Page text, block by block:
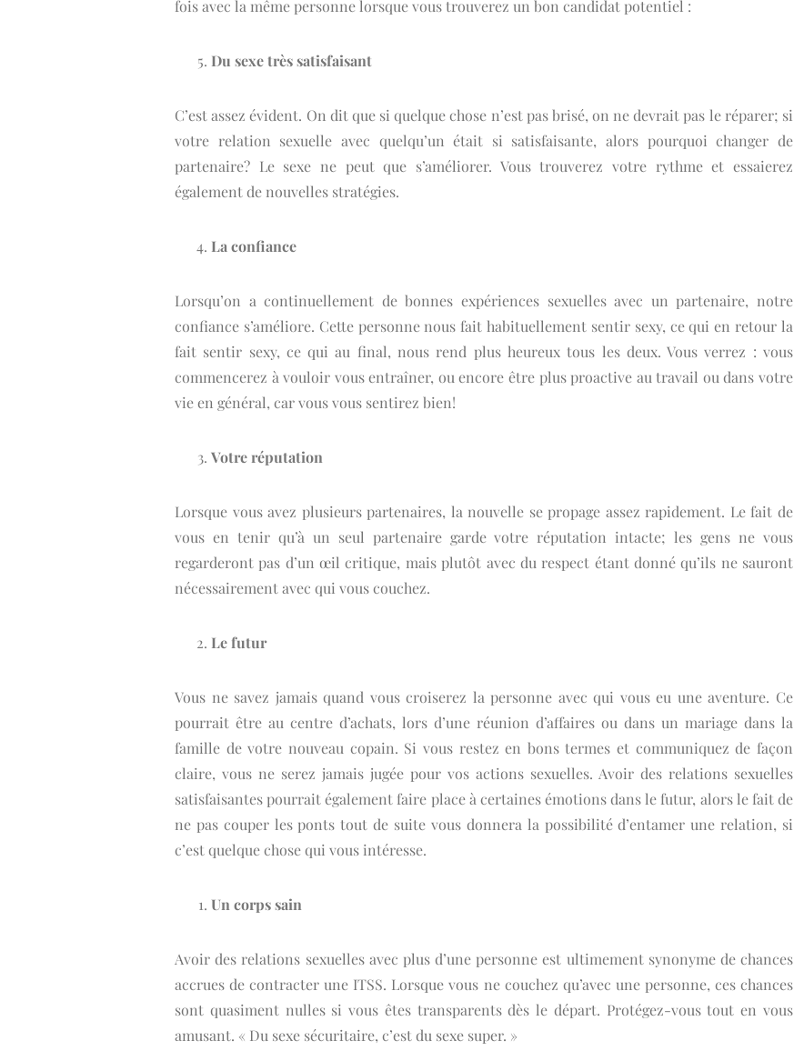
fois avec la même personne lorsque vous trouverez un bon candidat potentiel :
Du sexe très satisfaisant
C’est assez évident. On dit que si quelque chose n’est pas brisé, on ne devrait pas le réparer; si
votre relation sexuelle avec quelqu’un était si satisfaisante, alors pourquoi changer de
partenaire? Le sexe ne peut que s’améliorer. Vous trouverez votre rythme et essaierez
également de nouvelles stratégies.
La confiance
Lorsqu’on a continuellement de bonnes expériences sexuelles avec un partenaire, notre
confiance s’améliore. Cette personne nous fait habituellement sentir sexy, ce qui en retour la
fait sentir sexy, ce qui au final, nous rend plus heureux tous les deux. Vous verrez : vous
commencerez à vouloir vous entraîner, ou encore être plus proactive au travail ou dans votre
vie en général, car vous vous sentirez bien!
Votre réputation
Lorsque vous avez plusieurs partenaires, la nouvelle se propage assez rapidement. Le fait de
vous en tenir qu’à un seul partenaire garde votre réputation intacte; les gens ne vous
regarderont pas d’un œil critique, mais plutôt avec du respect étant donné qu’ils ne sauront
nécessairement avec qui vous couchez.
Le futur
Vous ne savez jamais quand vous croiserez la personne avec qui vous eu une aventure. Ce
pourrait être au centre d’achats, lors d’une réunion d’affaires ou dans un mariage dans la
famille de votre nouveau copain. Si vous restez en bons termes et communiquez de façon
claire, vous ne serez jamais jugée pour vos actions sexuelles. Avoir des relations sexuelles
satisfaisantes pourrait également faire place à certaines émotions dans le futur, alors le fait de
ne pas couper les ponts tout de suite vous donnera la possibilité d’entamer une relation, si
c’est quelque chose qui vous intéresse.
Un corps sain
Avoir des relations sexuelles avec plus d’une personne est ultimement synonyme de chances
accrues de contracter une ITSS. Lorsque vous ne couchez qu’avec une personne, ces chances
sont quasiment nulles si vous êtes transparents dès le départ. Protégez-vous tout en vous
amusant. « Du sexe sécuritaire, c’est du sexe super. »